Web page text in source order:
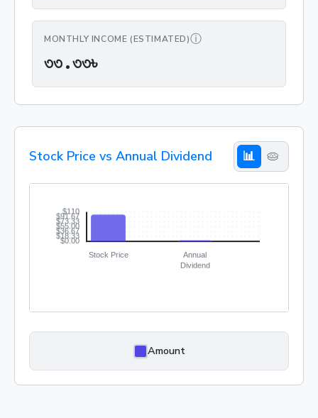
MONTHLY INCOME (ESTIMATED)ⓘ
৩৩.৩৩৳৩৩.৩৩৳
Stock Price vs Annual Dividend 📊 🥧
Amount